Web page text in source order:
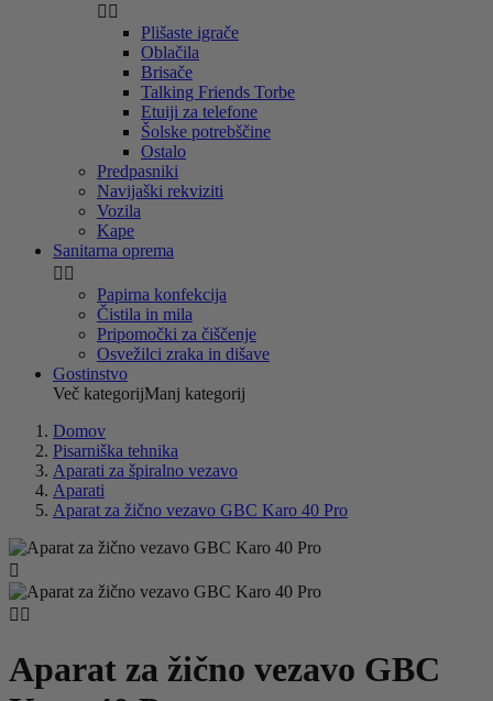
 
Plišaste igrače
Oblačila
Brisače
Talking Friends Torbe
Etuiji za telefone
Šolske potrebščine
Ostalo
Predpasniki
Navijaški rekviziti
Vozila
Kape
Sanitarna oprema
 
Papirna konfekcija
Čistila in mila
Pripomočki za čiščenje
Osvežilci zraka in dišave
Gostinstvo
Več kategorijManj kategorij
Domov
Pisarniška tehnika
Aparati za špiralno vezavo
Aparati
Aparat za žično vezavo GBC Karo 40 Pro

 
Aparat za žično vezavo GBC